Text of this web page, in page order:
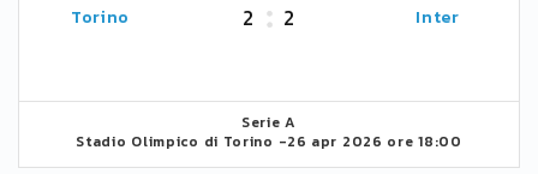
Torino 2 2 Inter
Serie A
Stadio Olimpico di Torino -26 apr 2026 ore 18:00